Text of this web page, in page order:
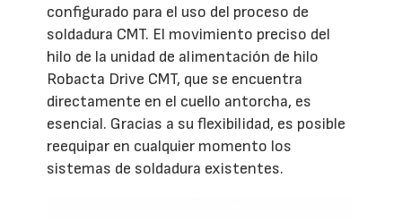
configurado para el uso del proceso de
soldadura CMT. El movimiento preciso del
hilo de la unidad de alimentación de hilo
Robacta Drive CMT, que se encuentra
directamente en el cuello antorcha, es
esencial. Gracias a su flexibilidad, es posible
reequipar en cualquier momento los
sistemas de soldadura existentes.